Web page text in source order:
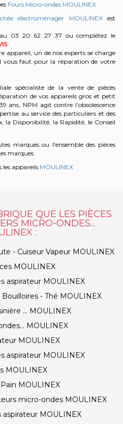
Fours Micro-ondes MOULINEX
électroménager MOULINEXest
au 03 20 62 27 37 ou complétez le
appareil, un de nos experts se charge
vous faut pour la réparation de votre
spécialiste de la vente de pièces
de vos appareils gros et petit
ans, NPM agit contre l’obsolescence
au service des particuliers et des
la Disponibilité, la Rapidité, le Conseil
marques ou l'ensemble des pièces
marques
les appareils MOULINEX
QUE LES PIÈCES
MICRO-ONDES...
:
- Cuiseur Vapeur MOULINEX
MOULINEX
aspirateur MOULINEX
- Thé MOULINEX
... MOULINEX
MOULINEX
MOULINEX
aspirateur MOULINEX
MOULINEX
MOULINEX
micro-ondes MOULINEX
MOULINEX